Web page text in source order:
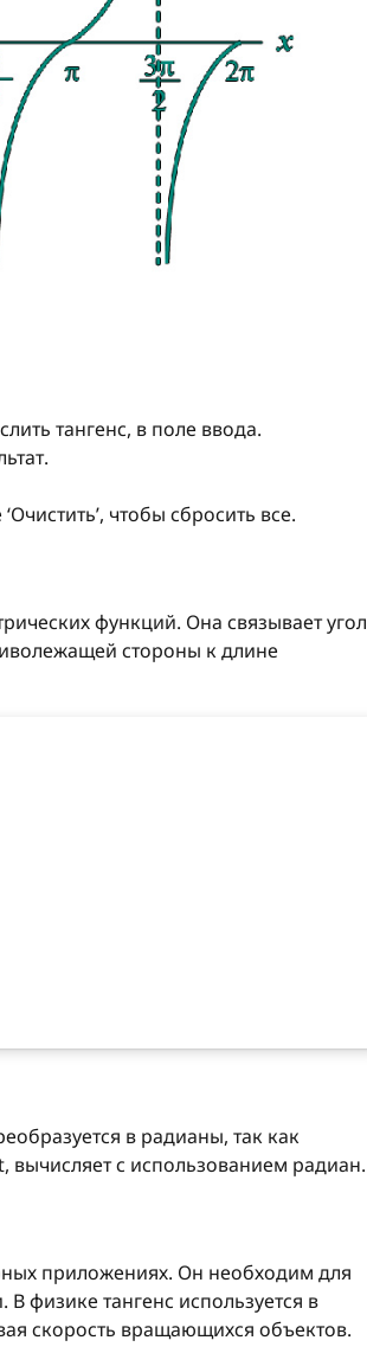
тангенс, в поле ввода.
чтобы сбросить все.
функций. Она связывает угол
стороны к длине
в радианы, так как
вычисляет с использованием радиан.
приложениях. Он необходим для
физике тангенс используется в
скорость вращающихся объектов.